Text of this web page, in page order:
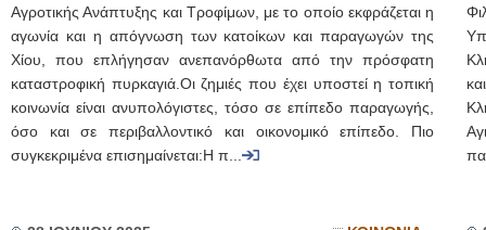
Αγροτικής Ανάπτυξης και Τροφίμων, με το οποίο εκφράζεται η
αγωνία και η απόγνωση των κατοίκων και παραγωγών της
Χίου, που επλήγησαν ανεπανόρθωτα από την πρόσφατη
καταστροφική πυρκαγιά.Οι ζημιές που έχει υποστεί η τοπική
κοινωνία είναι ανυπολόγιστες, τόσο σε επίπεδο παραγωγής,
όσο και σε περιβαλλοντικό και οικονομικό επίπεδο. Πιο
συγκεκριμένα επισημαίνεται:Η π...